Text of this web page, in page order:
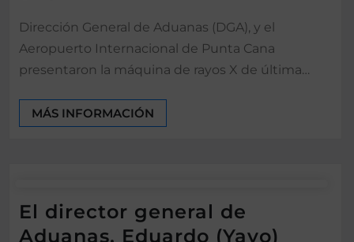
Dirección General de Aduanas (DGA), y el
Aeropuerto Internacional de Punta Cana
presentaron la máquina de rayos X de última…
MÁS INFORMACIÓN
El director general de
Aduanas, Eduardo (Yayo)